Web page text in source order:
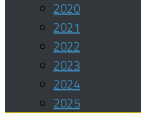
2020
2021
2022
2023
2024
2025